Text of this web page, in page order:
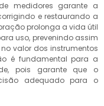
medidores garante a
e restaurando a
prolonga a vida útil
uso, prevenindo assim
valor dos instrumentos
é fundamental para a
pois garante que o
adequado para o